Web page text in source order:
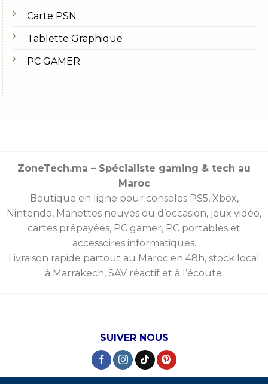
Carte PSN
Tablette Graphique
PC GAMER
ZoneTech.ma – Spécialiste gaming & tech au
Maroc
Boutique en ligne pour consoles PS5, Xbox,
Nintendo, Manettes neuves ou d’occasion, jeux vidéo,
cartes prépayées, PC gamer, PC portables et
accessoires informatiques.
Livraison rapide partout au Maroc en 48h, stock local
à Marrakech, SAV réactif et à l’écoute.
SUIVER NOUS